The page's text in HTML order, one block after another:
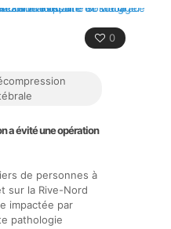
0
a évité une opération
de personnes à
sur la Rive-Nord
impactée par
pathologie